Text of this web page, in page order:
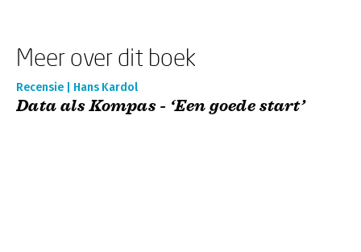
Meer over dit boek
Recensie | Hans Kardol
Data als Kompas - ‘Een goede start’